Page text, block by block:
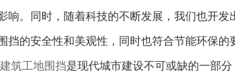
响。同时，随着科技的不断发展，我们也开
挡的安全性和美观性，同时也符合节能环保的
建筑工地围挡是现代城市建设不可或缺的一部